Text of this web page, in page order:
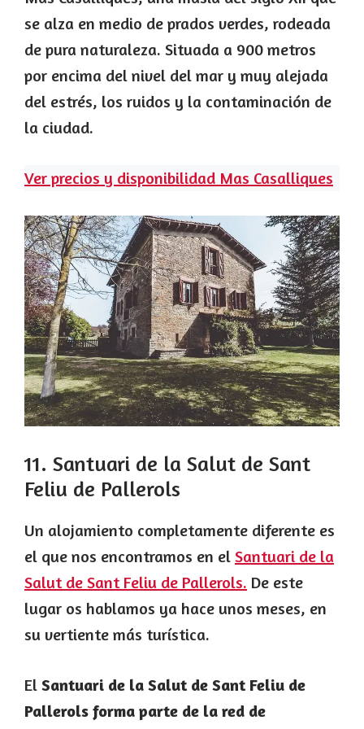
se alza en medio de prados verdes, rodeada
de pura naturaleza. Situada a 900 metros
por encima del nivel del mar y muy alejada
del estrés, los ruidos y la contaminación de
la ciudad.
Ver precios y disponibilidad Mas Casalliques
11. Santuari de la Salut de Sant
Feliu de Pallerols
Un alojamiento completamente diferente es
el que nos encontramos en el Santuari de la
Salut de Sant Feliu de Pallerols. De este
lugar os hablamos ya hace unos meses, en
su vertiente más turística.
El Santuari de la Salut de Sant Feliu de
Pallerols forma parte de la red de